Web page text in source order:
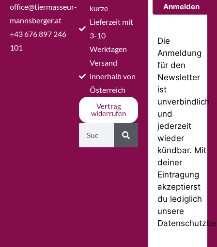
office@tiermasseur-
mannsberger.at
+43 676 897 246
101
kurze
Lieferzeit mit
3-10
Werktagen
Versand
innerhalb von
Österreich
Vertrag
widerrufen
Anmelden
Die
Anmeldung
für den
Newsletter
ist
unverbindlich
und
jederzeit
wieder
kündbar. Mit
deiner
Eintragung
akzeptierst
du lediglich
unsere